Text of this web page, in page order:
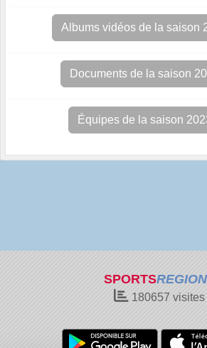
Albums vidéos de la saison
Documents de la saison
Équipes de la saison
SPORTS
180657 visites